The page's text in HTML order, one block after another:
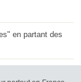
en partant des